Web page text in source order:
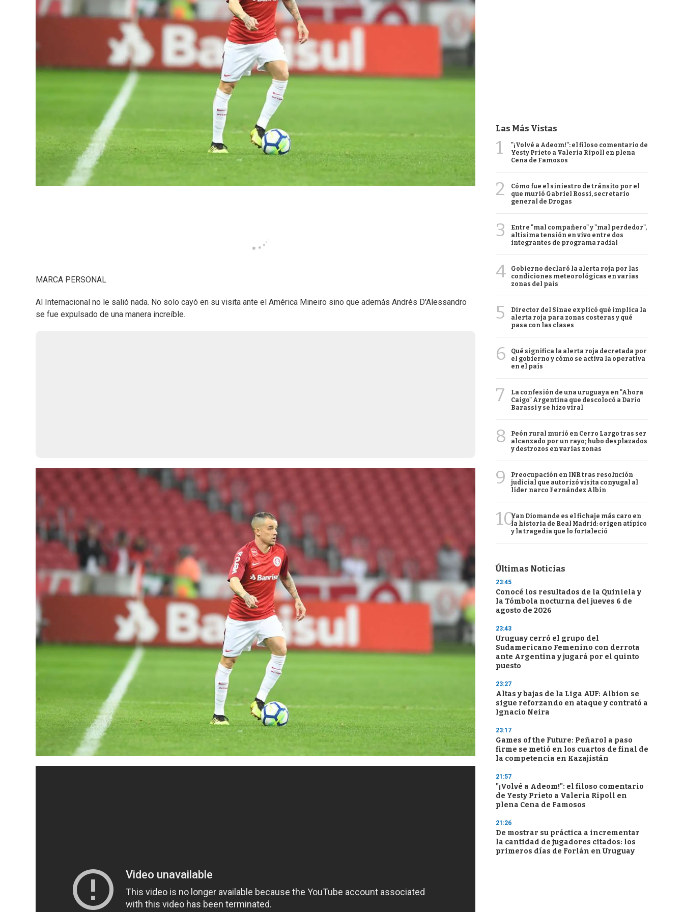
MARCA PERSONAL
Al Internacional no le salió nada. No solo cayó en su visita ante el América Mineiro sino que además Andrés D'Alessandro
se fue expulsado de una manera increíble.
Las Más Vistas
1
"¡Volvé a Adeom!": el filoso comentario de
Yesty Prieto a Valeria Ripoll en plena
Cena de Famosos
2
Cómo fue el siniestro de tránsito por el
que murió Gabriel Rossi, secretario
general de Drogas
3
Entre "mal compañero" y "mal perdedor",
altísima tensión en vivo entre dos
integrantes de programa radial
4
Gobierno declaró la alerta roja por las
condiciones meteorológicas en varias
zonas del país
5
Director del Sinae explicó qué implica la
alerta roja para zonas costeras y qué
pasa con las clases
6
Qué significa la alerta roja decretada por
el gobierno y cómo se activa la operativa
en el país
7
La confesión de una uruguaya en "Ahora
Caigo" Argentina que descolocó a Darío
Barassi y se hizo viral
8
Peón rural murió en Cerro Largo tras ser
alcanzado por un rayo; hubo desplazados
y destrozos en varias zonas
9
Preocupación en INR tras resolución
judicial que autorizó visita conyugal al
líder narco Fernández Albín
10Yan Diomande es el fichaje más caro en
la historia de Real Madrid: origen atípico
y la tragedia que lo fortaleció
Últimas Noticias
23:45
Conocé los resultados de la Quiniela y
la Tómbola nocturna del jueves 6 de
agosto de 2026
23:43
Uruguay cerró el grupo del
Sudamericano Femenino con derrota
ante Argentina y jugará por el quinto
puesto
23:27
Altas y bajas de la Liga AUF: Albion se
sigue reforzando en ataque y contrató a
Ignacio Neira
23:17
Games of the Future: Peñarol a paso
firme se metió en los cuartos de final de
la competencia en Kazajistán
21:57
"¡Volvé a Adeom!": el filoso comentario
de Yesty Prieto a Valeria Ripoll en
plena Cena de Famosos
21:26
De mostrar su práctica a incrementar
la cantidad de jugadores citados: los
primeros días de Forlán en Uruguay